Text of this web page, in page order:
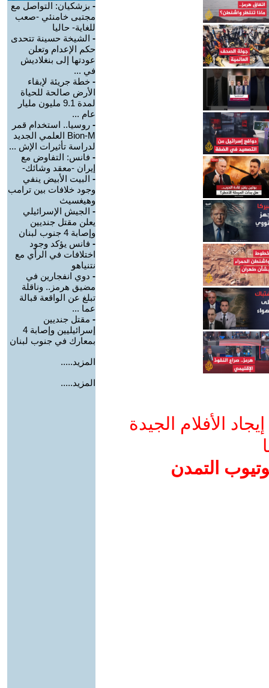
الأفلام الجيدة
التمدن
- بزشكيان: التواصل مع
مجتبى خامنئي -صعب
للغاية- حاليا
- الشيخة حسينة تتحدى
حكم الإعدام وتعلن
عودتها إلى بنغلاديش
في ...
- خطة جريئة لإبقاء
الأرض صالحة للحياة
لمدة 9.1 مليون مليار
عام ...
- روسيا.. استخدام قمر
Bion-M العلمي الجديد
لدراسة تأثيرات الإش ...
- فانس: التفاوض مع
إيران -معقد وشائك-
- البيت الأبيض ينفي
وجود خلافات بين ترامب
وهيغسيث
- الجيش الإسرائيلي
يعلن مقتل جنديين
وإصابة 4 جنوب لبنان
- فانس يؤكد وجود
اختلافات في الرأي مع
نتنياهو
- دوي انفجارين في
مضيق هرمز.. وناقلة
تبلغ عن الواقعة قبالة
عما ...
- مقتل جنديين
إسرائيليين وإصابة 4
بمعارك في جنوب لبنان
المزيد.....
المزيد.....